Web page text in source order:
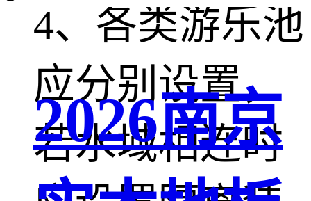
4、各类游乐池
应分别设置，
若水域相连时
2026南京